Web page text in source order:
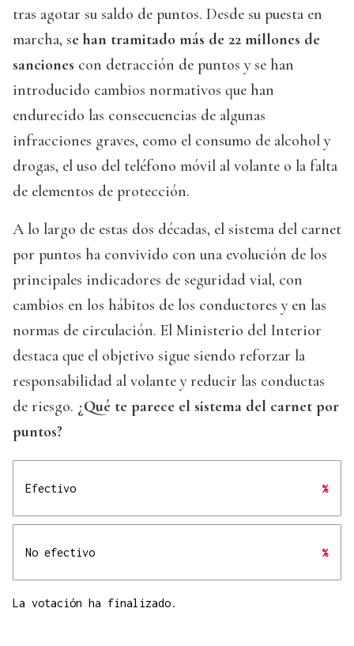
tras agotar su saldo de puntos. Desde su puesta en
marcha, se han tramitado más de 22 millones de
sanciones con detracción de puntos y se han
introducido cambios normativos que han
endurecido las consecuencias de algunas
infracciones graves, como el consumo de alcohol y
drogas, el uso del teléfono móvil al volante o la falta
de elementos de protección.
A lo largo de estas dos décadas, el sistema del carnet
por puntos ha convivido con una evolución de los
principales indicadores de seguridad vial, con
cambios en los hábitos de los conductores y en las
normas de circulación. El Ministerio del Interior
destaca que el objetivo sigue siendo reforzar la
responsabilidad al volante y reducir las conductas
de riesgo. ¿Qué te parece el sistema del carnet por
puntos?
Efectivo %
No efectivo %
La votación ha finalizado.